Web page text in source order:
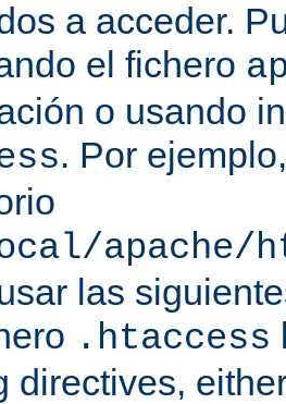
a acceder.
el fichero
o usando
. Por
apache/
las
.htaccess
directives,